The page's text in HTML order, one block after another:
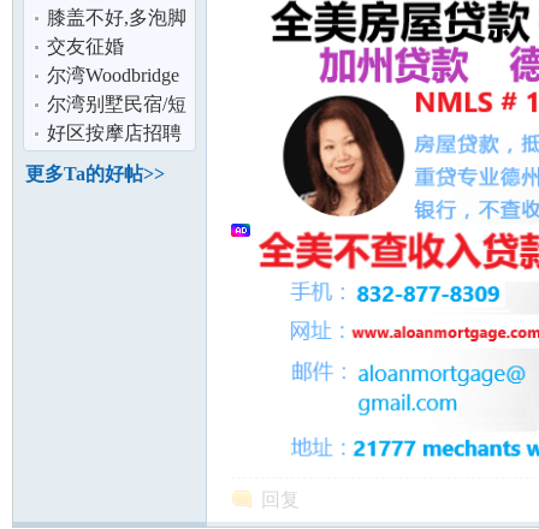
华超市 拎
膝盖不好,多泡脚
交友征婚
尔湾Woodbridge
好环境寄宿家庭
尔湾别墅民宿/短
租/同期只接待1
位妈妈/待产
好区按摩店招聘
女按摩师
更多Ta的好帖>>
回复